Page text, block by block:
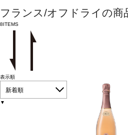
フランス/オフドライの商
8ITEMS
表示順
新着順
▼